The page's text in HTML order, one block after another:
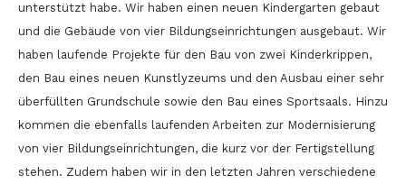
unterstützt habe. Wir haben einen neuen Kindergarten gebaut
und die Gebäude von vier Bildungseinrichtungen ausgebaut. Wir
haben laufende Projekte für den Bau von zwei Kinderkrippen,
den Bau eines neuen Kunstlyzeums und den Ausbau einer sehr
überfüllten Grundschule sowie den Bau eines Sportsaals. Hinzu
kommen die ebenfalls laufenden Arbeiten zur Modernisierung
von vier Bildungseinrichtungen, die kurz vor der Fertigstellung
stehen. Zudem haben wir in den letzten Jahren verschiedene